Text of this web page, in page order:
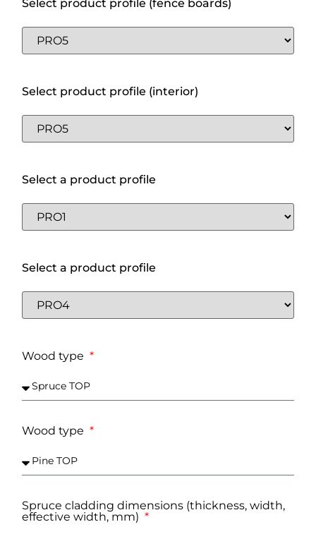
Select product profile (fence boards)
Select product profile (interior)
Select a product profile
Select a product profile
Wood type
Wood type
Spruce cladding dimensions (thickness, width,
effective width, mm)